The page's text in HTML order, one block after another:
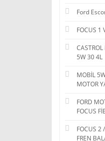
Ford
FOCUS 1
5W 30 4L
MOBİL
MOTOR
FORD
FOCUS
FOCUS 2
FREN